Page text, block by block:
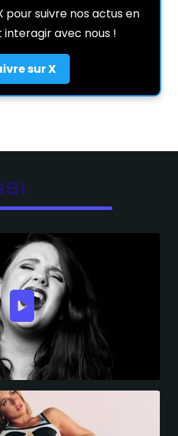
pour suivre nos actus en
avec nous !
sur X